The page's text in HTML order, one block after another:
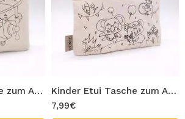
Kinder Etui Tasche zum Ausmalen 100% Baumwolle Gabardine Waschbar Stifttasche Modell Flugzeug Figur 20×13 cm Ausmaltasche zum Bemalen Kinder Etui Tasche zum Ausmalen 100% Baumwolle Gabardine Waschbar Stifttasche Modell tanzende Koalas Figur 20×13 cm Ausmaltasche zum Bemalen
7,99€